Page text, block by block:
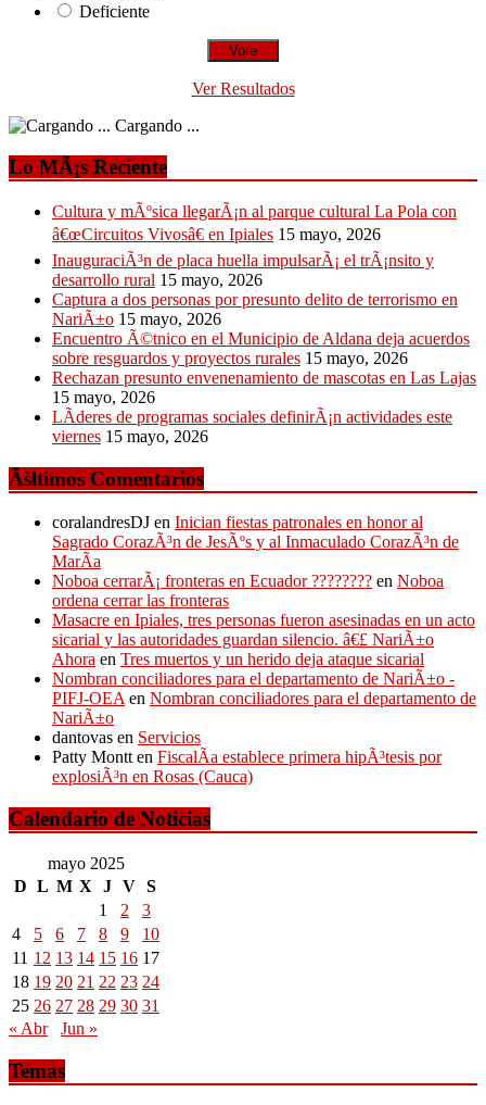
Deficiente
Ver Resultados
Cargando ...
Lo MÃ¡s Reciente
Cultura y mÃºsica llegarÃ¡n al parque cultural La Pola con
â€œCircuitos Vivosâ€ en Ipiales 15 mayo, 2026
InauguraciÃ³n de placa huella impulsarÃ¡ el trÃ¡nsito y
desarrollo rural 15 mayo, 2026
Captura a dos personas por presunto delito de terrorismo en
NariÃ±o 15 mayo, 2026
Encuentro Ã©tnico en el Municipio de Aldana deja acuerdos
sobre resguardos y proyectos rurales 15 mayo, 2026
Rechazan presunto envenenamiento de mascotas en Las Lajas
15 mayo, 2026
LÃ­deres de programas sociales definirÃ¡n actividades este
viernes 15 mayo, 2026
Ãšltimos Comentarios
coralandresDJ en Inician fiestas patronales en honor al
Sagrado CorazÃ³n de JesÃºs y al Inmaculado CorazÃ³n de
MarÃ­a
Noboa cerrarÃ¡ fronteras en Ecuador ???????? en Noboa
ordena cerrar las fronteras
Masacre en Ipiales, tres personas fueron asesinadas en un acto
sicarial y las autoridades guardan silencio. â€£ NariÃ±o
Ahora en Tres muertos y un herido deja ataque sicarial
Nombran conciliadores para el departamento de NariÃ±o -
PIFJ-OEAen Nombran conciliadores para el departamento de
NariÃ±o
dantovas en Servicios
Patty Montten FiscalÃ­a establece primera hipÃ³tesis por
explosiÃ³n en Rosas (Cauca)
Calendario de Noticias
mayo 2025
D L M X J V S
1
2
3
4
5 6 7 8 9
10
11 12 13 14 15 16 17
18 19 20 21 22 23 24
25 26 27 28 29 30 31
« Abr
Jun »
Temas